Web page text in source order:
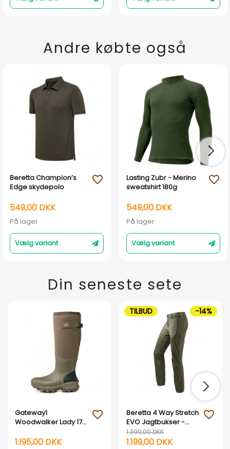
Andre købte også
Beretta Champion’s
Edge skydepolo
549,00 DKK
På lager
Vælg variant
favorite_outline
Lasting Zubr - Merino
sweatshirt 180g
549,00 DKK
På lager
Vælg variant
favorite_outline
Din seneste sete
Gateway1
Woodwalker Lady 17"
neopren
1.195,00 DKK
favorite_outline
Beretta 4 Way Stretch
EVO Jagtbukser -
Green Moss
1.399,00 DKK
1.199,00 DKK
favorite_outline
TILBUD -14%